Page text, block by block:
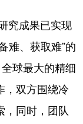
究成果已实现
难、获取难”的
球最大的精细
，双方围绕冷
同时，团队